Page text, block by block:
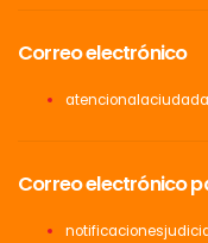
Correo electrónico
Correo electrónico